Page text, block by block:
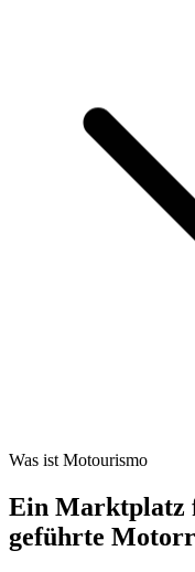
Was ist Motourismo
Ein Marktplatz
geführte